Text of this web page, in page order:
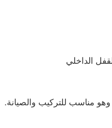
الداخلي
، وهو مناسب للتركيب والصيانة.